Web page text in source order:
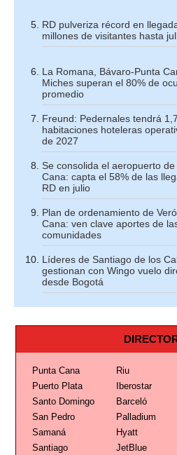
RD pulveriza récord en
millones de visitantes hasta
La Romana, Bávaro-Punta
Miches superan el 80% de
promedio
Freund: Pedernales tendrá
habitaciones hoteleras
de 2027
Se consolida el aeropuerto de
Cana: capta el 58% de las
RD en julio
Plan de ordenamiento de
Cana: ven clave aportes de
comunidades
Líderes de Santiago de los
gestionan con Wingo vuelo
desde Bogotá
Punta Cana Riu
Puerto Plata
Iberostar
Santo Domingo
Barceló
San Pedro
Palladium
Samaná
Hyatt
Santiago
JetBlue